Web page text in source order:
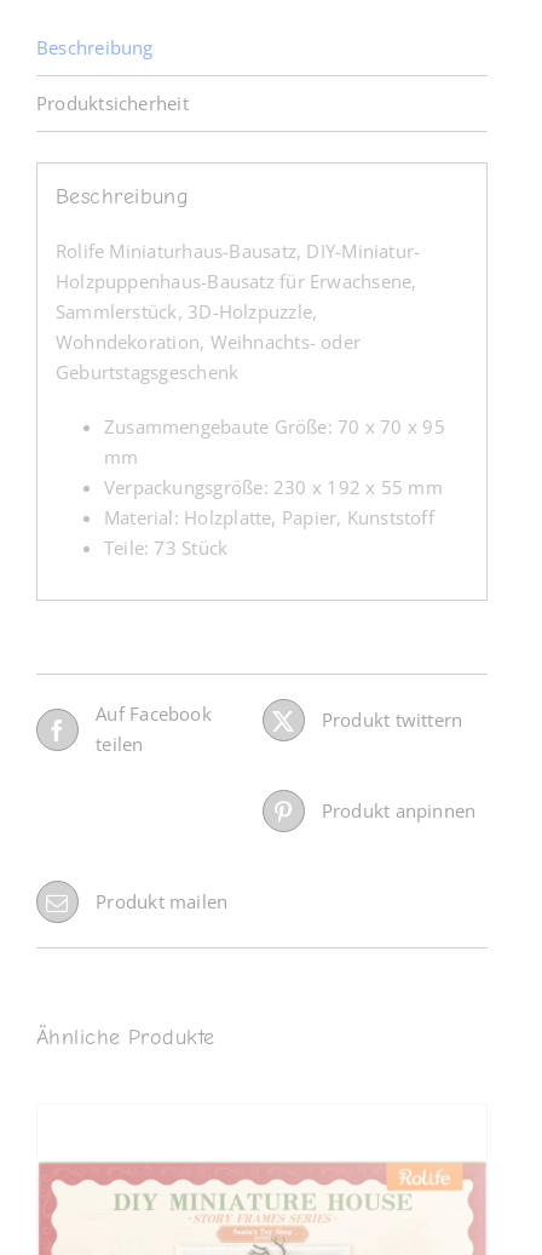
Beschreibung
Produktsicherheit
Beschreibung
Rolife Miniaturhaus-Bausatz, DIY-Miniatur-
Holzpuppenhaus-Bausatz für Erwachsene,
Sammlerstück, 3D-Holzpuzzle,
Wohndekoration, Weihnachts- oder
Geburtstagsgeschenk
Zusammengebaute Größe: 70 x 70 x 95
mm
Verpackungsgröße: 230 x 192 x 55 mm
Material: Holzplatte, Papier, Kunststoff
Teile: 73 Stück
Auf Facebook
teilen
Produkt twittern
Produkt anpinnen
Produkt mailen
Ähnliche Produkte